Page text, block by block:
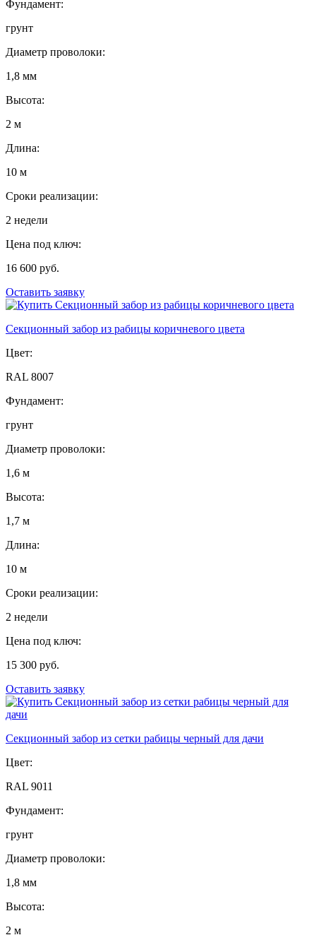
Фундамент:
грунт
Диаметр проволоки:
1,8 мм
Высота:
2 м
Длина:
10 м
Сроки реализации:
2 недели
Цена под ключ:
16 600 руб.
Оставить заявку
Секционный забор из рабицы коричневого цвета
Цвет:
RAL 8007
Фундамент:
грунт
Диаметр проволоки:
1,6 м
Высота:
1,7 м
Длина:
10 м
Сроки реализации:
2 недели
Цена под ключ:
15 300 руб.
Оставить заявку
Секционный забор из сетки рабицы черный для дачи
Цвет:
RAL 9011
Фундамент:
грунт
Диаметр проволоки:
1,8 мм
Высота:
2 м